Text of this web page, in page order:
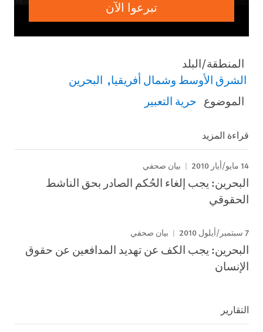
تبرعوا الآن
المنطقة/البلد
الشرق الأوسط وشمال أفريقيا البحرين
الموضوع حرية التعبير
قراءة المزيد
14 مايو/أيار 2010 بيان صحفي
البحرين: يجب إلغاء الحُكم الصادر بحق الناشط
الحقوقي
7 سبتمبر/أيلول 2010 بيان صحفي
البحرين: يجب الكف عن تهديد المدافعين عن حقوق
الإنسان
التقارير